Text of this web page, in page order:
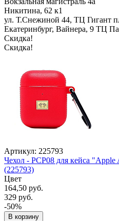
Никитина, 62 к1
ул. Т.Снежиной 44, ТЦ Гигант
Екатеринбург, Вайнера, 9 ТЦ
Скидка!
Скидка!
Артикул: 225793
Чехол - PCP08 для кейса
(225793)
Цвет
164,50 руб.
329 руб.
-50%
В корзину